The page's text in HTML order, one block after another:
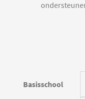
Basisschool